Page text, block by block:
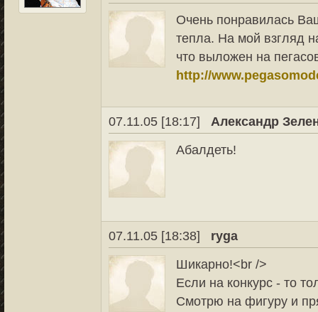
Очень понравилась
тепла. На мой взгляд
что выложен на
http://
07.11.05 [18:17]
Александр
Абалдеть!
07.11.05 [18:38]
ryga
Шикарно!<br />
Если на конкурс - то
Смотрю на фигуру и